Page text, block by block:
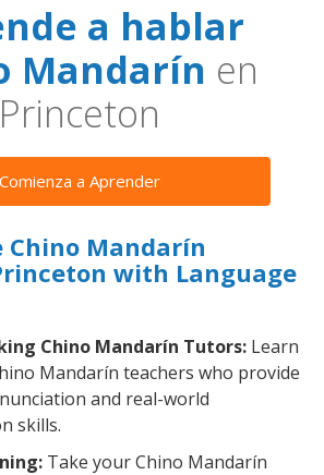
a hablar
Mandarín en
Princeton
Comienza a Aprender
Chino Mandarín
with Language
Chino Mandarín Tutors: Learn
Mandarín teachers who provide
and real-world
skills.
Take your Chino Mandarín